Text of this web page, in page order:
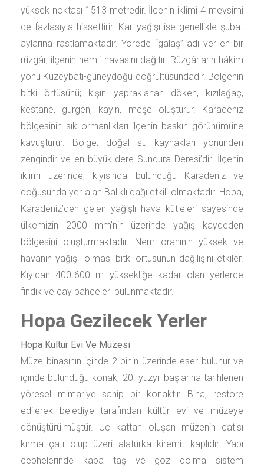
yüksek noktası 1513 metredir. İlçenin iklimi 4 mevsimi
de fazlasıyla hissettirir. Kar yağışı ise genellikle şubat
aylarına rastlamaktadır. Yörede “galaş” adı verilen bir
rüzgâr, ilçenin nemli havasını dağıtır. Rüzgârların hâkim
yönü Kuzeybatı-güneydoğu doğrultusundadır. Bölgenin
bitki örtüsünü; kışın yapraklanan döken, kızılağaç,
kestane, gürgen, kayın, meşe oluşturur. Karadeniz
bölgesinin sık ormanlıkları ilçenin baskın görünümüne
kavuşturur. Bölge; doğal su kaynakları yönünden
zengindir ve en büyük dere Sundura Deresi’dir. İlçenin
iklimi üzerinde, kıyısında bulunduğu Karadeniz ve
doğusunda yer alan Balıklı dağı etkili olmaktadır. Hopa,
Karadeniz’den gelen yağışlı hava kütleleri sayesinde
ülkemizin 2000 mm’nin üzerinde yağış kaydeden
bölgesini oluşturmaktadır. Nem oranının yüksek ve
havanın yağışlı olması bitki örtüsünün dağılışını etkiler.
Kıyıdan 400-600 m yüksekliğe kadar olan yerlerde
fındık ve çay bahçeleri bulunmaktadır.
Hopa Gezilecek Yerler
Hopa Kültür Evi Ve Müzesi
Müze binasının içinde 2 binin üzerinde eser bulunur ve
içinde bulunduğu konak; 20. yüzyıl başlarına tarihlenen
yöresel mimariye sahip bir konaktır. Bina, restore
edilerek belediye tarafından kültür evi ve müzeye
dönüştürülmüştür. Üç kattan oluşan müzenin çatısı
kırma çatı olup üzeri alaturka kiremit kaplıdır. Yapı
cephelerinde kaba taş ve göz dolma sistem